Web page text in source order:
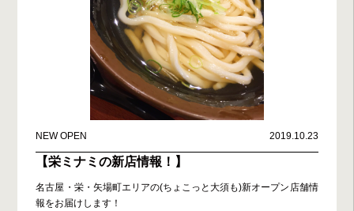
NEW OPEN 2019.10.23
【栄ミナミの新店情報！】
名古屋・栄・矢場町エリアの(ちょこっと大須も)新オープン店舗情
報をお届けします！